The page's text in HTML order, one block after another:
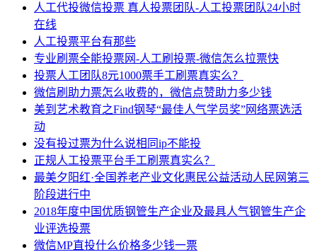
人工代投微信投票 真人投票团队-人工投票团队24小时
在线
人工投票平台有那些
专业刷票全能投票网-人工刷投票-微信怎么拉票快
投票人工团队8元1000票手工刷票真实么？
微信刷助力票怎么收费的，微信点赞助力多少钱
美到艺术教育之Find钢琴“最佳人气学员奖”网络票选活
动
没有投过票为什么说相同ip不能投
正规人工投票平台手工刷票真实么？
最美夕阳红·全国养老产业文化惠民公益活动人民网第三
阶段进行中
2018年度中国优质钢管生产企业及最具人气钢管生产企
业评选投票
微信MP直投什么价格多少钱一票